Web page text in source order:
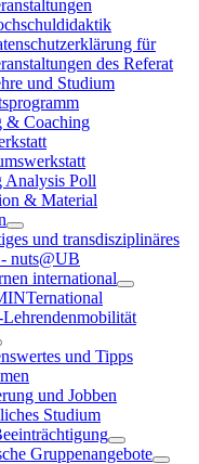
für
des Referat
und Studium
& Coaching
Analysis Poll
& Material
und transdisziplinäres
nuts@UB
international
Lehrendenmobilität
und Tipps
und Jobben
Studium
Gruppenangebote